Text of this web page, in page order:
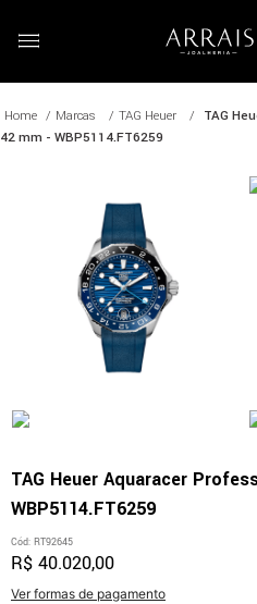
Marcas TAG Heuer
TAG
42 mm - WBP5114.FT6259
TAG Heuer Aquaracer
WBP5114.FT6259
Cód: RT92645
R$ 40.020,00
Ver formas de pagamento